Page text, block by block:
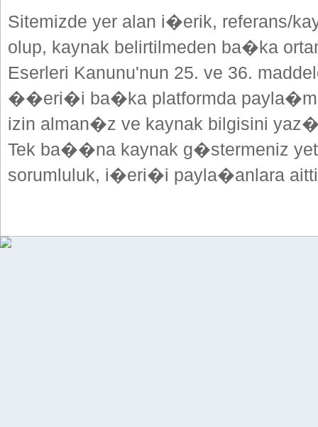
Sitemizde yer alan i�erik, referans/
olup, kaynak belirtilmeden ba�ka
Eserleri Kanunu'nun 25. ve 36.
��eri�i ba�ka platformda
izin alman�z ve kaynak bilgisini
Tek ba��na kaynak g�stermeniz
sorumluluk, i�eri�i payla�anlara